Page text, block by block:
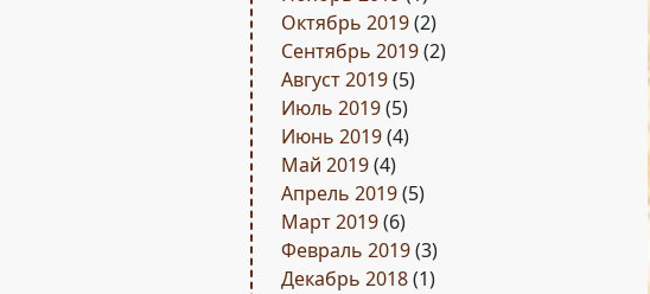
Октябрь 2019(2)
Сентябрь 2019(2)
Август 2019(5)
Июль 2019(5)
Июнь 2019(4)
Май 2019(4)
Апрель 2019(5)
Март 2019(6)
Февраль 2019(3)
Декабрь 2018(1)